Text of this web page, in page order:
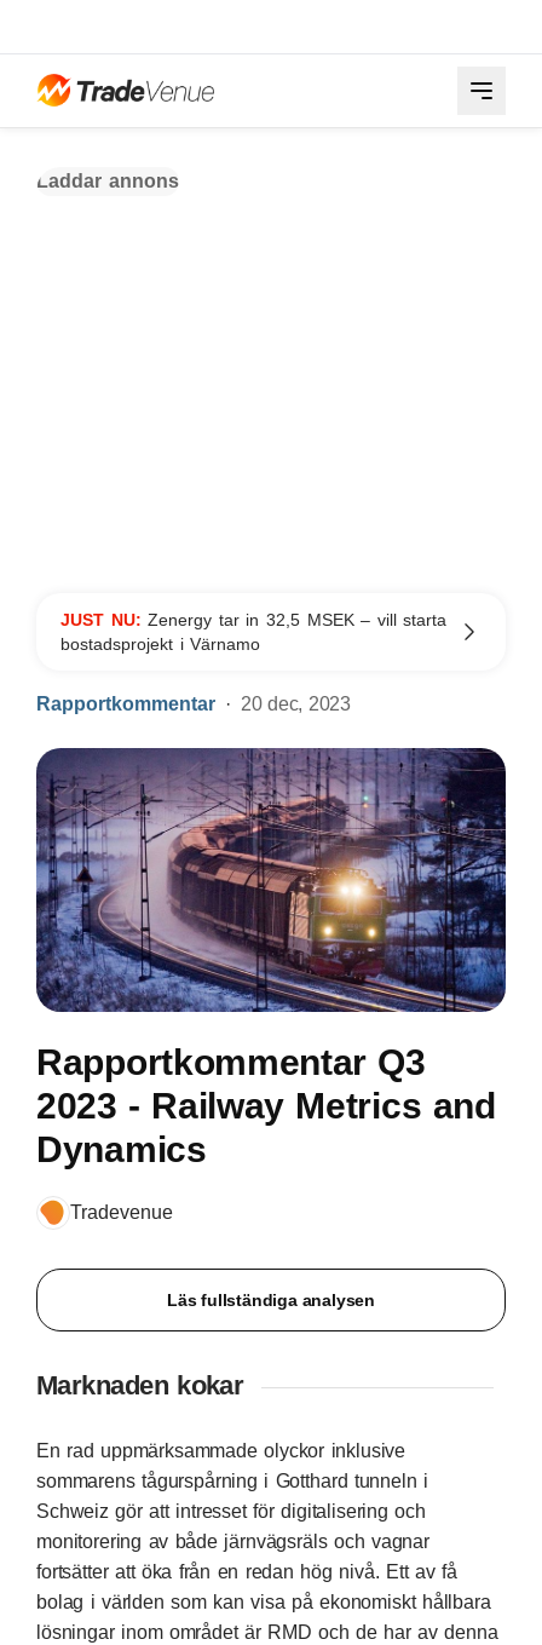
Laddar annons
JUST NU:Zenergy tar in 32,5 MSEK – vill starta
bostadsprojekt i Värnamo
Rapportkommentar 20 dec, 2023
Rapportkommentar Q3
2023 - Railway Metrics and
Dynamics
Tradevenue
Läs fullständiga analysen
Marknaden kokar
En rad uppmärksammade olyckor inklusive
sommarens tågurspårning i Gotthard tunneln i
Schweiz gör att intresset för digitalisering och
monitorering av både järnvägsräls och vagnar
fortsätter att öka från en redan hög nivå. Ett av få
bolag i världen som kan visa på ekonomiskt hållbara
lösningar inom området är RMD och de har av denna